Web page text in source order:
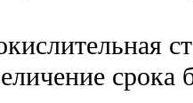
срока